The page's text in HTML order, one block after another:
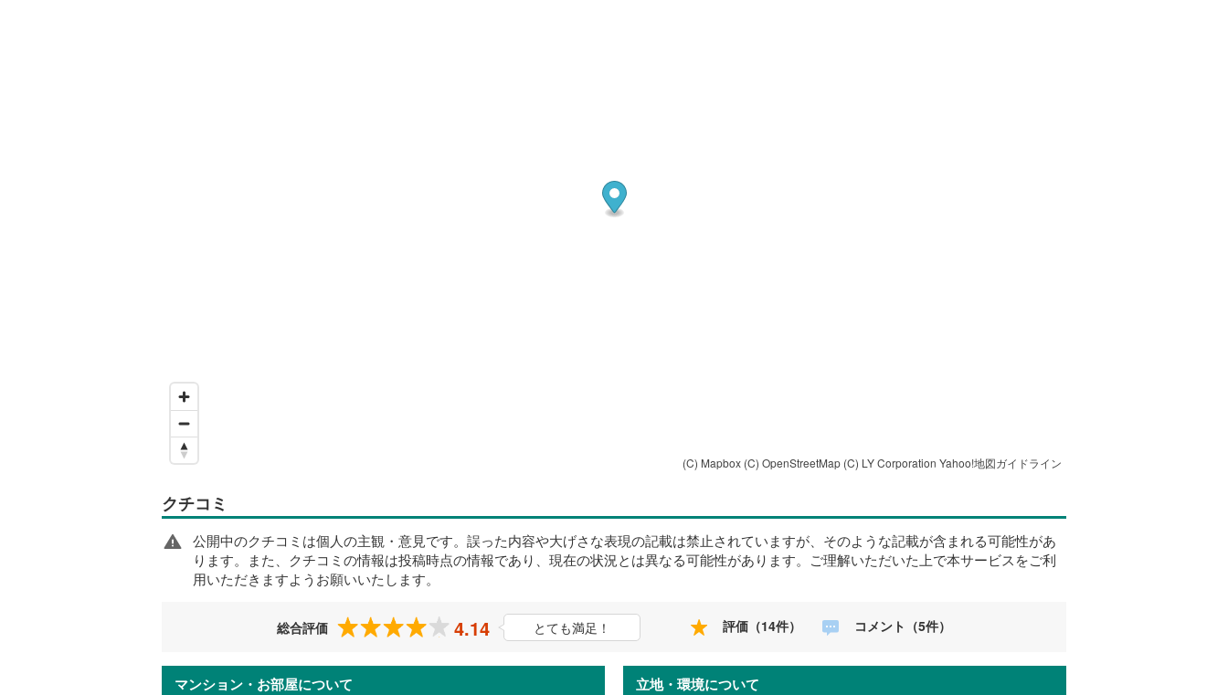
(C) Mapbox (C) OpenStreetMap (C) LY Corporation Yahoo!地図ガイドライン
クチコミ
公開中のクチコミは個人の主観・意見です。誤った内容や大げさな表現の記載は禁止されていますが、そのような記載が含まれる可能性があ
ります。また、クチコミの情報は投稿時点の情報であり、現在の状況とは異なる可能性があります。ご理解いただいた上で本サービスをご利
用いただきますようお願いいたします。
総合評価 4.14 とても満足！ 評価（14件） コメント（5件）
マンション・お部屋について 立地・環境について